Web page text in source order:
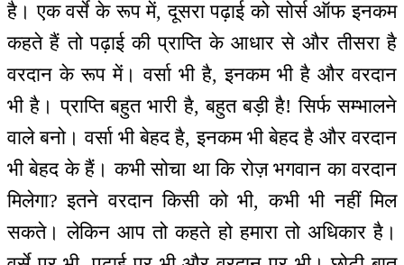
है। एक वर्से के रूप में, दूसरा पढ़ाई को सोर्स ऑफ इनकम
कहते हैं तो पढ़ाई की प्राप्ति के आधार से और तीसरा है
वरदान के रूप में। वर्सा भी है, इनकम भी है और वरदान
भी है। प्राप्ति बहुत भारी है, बहुत बड़ी है! सिर्फ सम्भालने
वाले बनो। वर्सा भी बेहद है, इनकम भी बेहद है और वरदान
भी बेहद के हैं। कभी सोचा था कि रोज़ भगवान का वरदान
मिलेगा? इतने वरदान किसी को भी, कभी भी नहीं मिल
सकते। लेकिन आप तो कहते हो हमारा तो अधिकार है।